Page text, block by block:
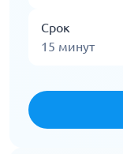
Срок
15 минут